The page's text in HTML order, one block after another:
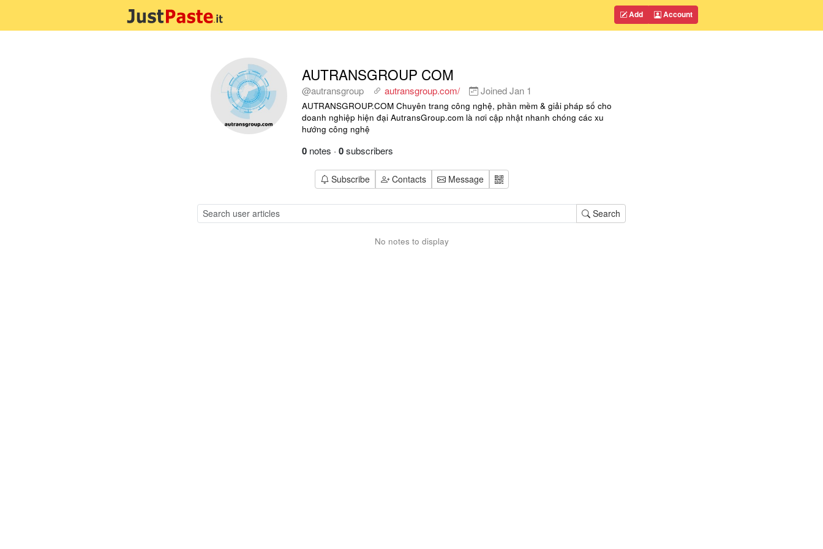
Add Account
AUTRANSGROUP COM
@autransgroup autransgroup.com/ JoinedJan 1
AUTRANSGROUP.COM Chuyên trang công nghệ, phần mềm & giải pháp số cho
doanh nghiệp hiện đại AutransGroup.com là nơi cập nhật nhanh chóng các xu
hướng công nghệ
0 notes · 0subscribers
Subscribe Contacts Message
Search
No notes to display